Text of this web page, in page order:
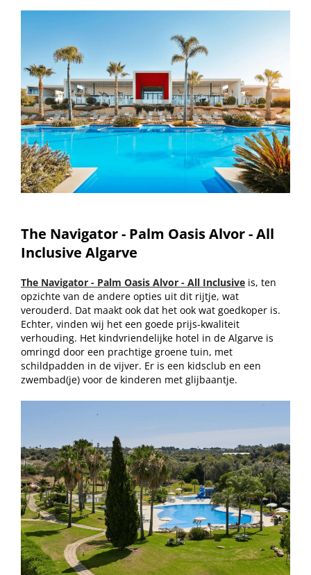
The Navigator - Palm Oasis Alvor - All
Inclusive Algarve
The Navigator - Palm Oasis Alvor - All Inclusive is, ten
opzichte van de andere opties uit dit rijtje, wat
verouderd. Dat maakt ook dat het ook wat goedkoper is.
Echter, vinden wij het een goede prijs-kwaliteit
verhouding. Het kindvriendelijke hotel in de Algarve is
omringd door een prachtige groene tuin, met
schildpadden in de vijver. Er is een kidsclub en een
zwembad(je) voor de kinderen met glijbaantje.